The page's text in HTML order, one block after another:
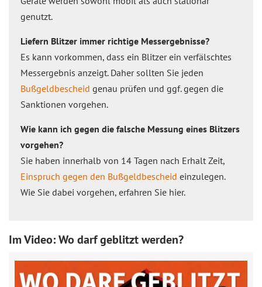
genutzt.
Liefern Blitzer immer richtige Messergebnisse?
Es kann vorkommen, dass ein Blitzer ein verfälschtes
Messergebnis anzeigt. Daher sollten Sie jeden
Bußgeldbescheid genau prüfen und ggf. gegen die
Sanktionen vorgehen.
Wie kann ich gegen die falsche Messung eines Blitzers
vorgehen?
Sie haben innerhalb von 14 Tagen nach Erhalt Zeit,
Einspruch gegen den Bußgeldbescheid einzulegen.
Wie Sie dabei vorgehen, erfahren Sie hier.
Im Video: Wo darf geblitzt werden?